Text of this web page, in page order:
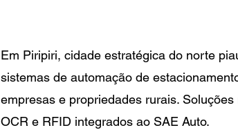
Em Piripiri, cidade estratégica do norte
sistemas de automação de
empresas e propriedades rurais.
OCR e RFID integrados ao SAE Auto.